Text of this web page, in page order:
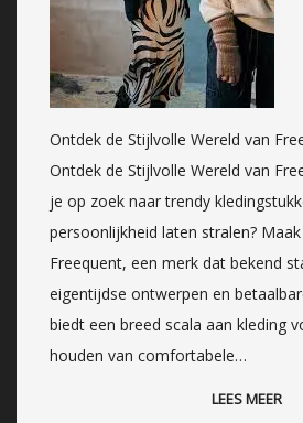
Ontdek de Stijlvolle Wereld van
Ontdek de Stijlvolle Wereld van
je op zoek naar trendy
persoonlijkheid laten stralen?
Freequent, een merk dat bekend
eigentijdse ontwerpen en
biedt een breed scala aan kleding
houden van comfortabele…
LEES MEER